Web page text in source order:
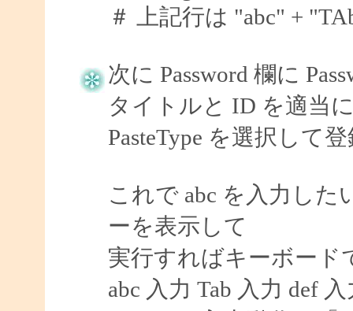
＃ 上記行は "abc" +
次に Password 欄に
タイトルと ID を適当
PasteType を選択して
これで abc を入力し
ーを表示して
実行すればキーボード
abc 入力 Tab 入力 def